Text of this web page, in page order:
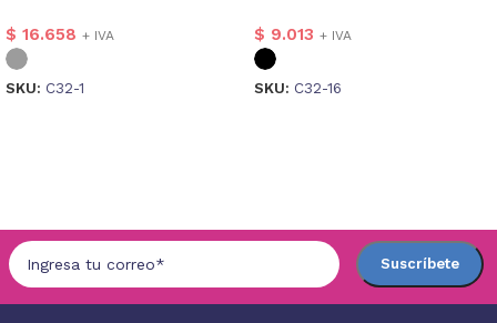
$ 16.658 + IVA
SKU: C32-1
$ 9.013 + IVA
SKU: C32-16